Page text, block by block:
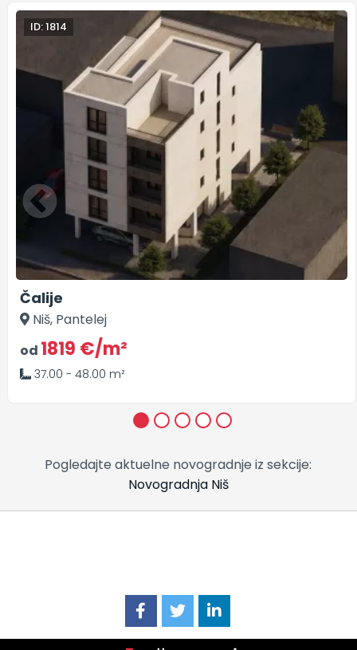
ID: 1814
Čalije
Niš, Pantelej
od 1819 €/m²
37.00 - 48.00 m²
2 3 4 5
Pogledajte aktuelne novogradnje iz sekcije:
Novogradnja Niš